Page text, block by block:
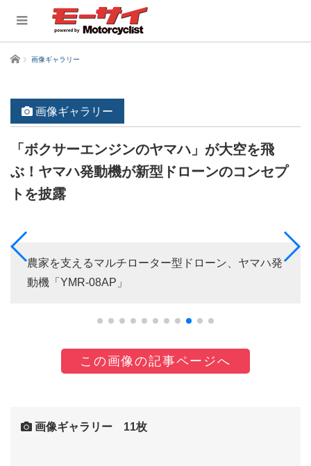
ホーム 画像ギャラリー
画像ギャラリー
「ボクサーエンジンのヤマハ」が大空を飛
ぶ！ヤマハ発動機が新型ドローンのコンセプ
トを披露
農家を支えるマルチローター型ドローン、ヤマハ発
動機「YMR-08AP」
この画像の記事ページへ
画像ギャラリー 11枚